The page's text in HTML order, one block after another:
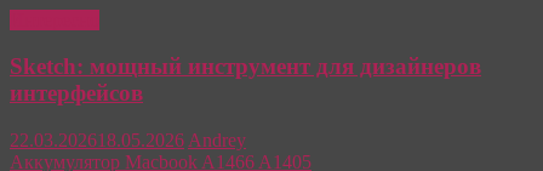
Sketch: мощный инструмент для дизайнеров
интерфейсов
22.03.202618.05.2026 Andrey
Аккумулятор Macbook A1466 A1405